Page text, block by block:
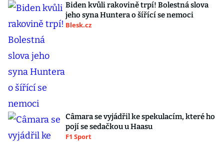
Biden kvůli rakovině trpí! Bolestná slova
jeho syna Huntera o šířící se nemoci
Blesk.cz
Câmara se vyjádřil ke spekulacím, které ho
pojí se sedačkou u Haasu
F1 Sport